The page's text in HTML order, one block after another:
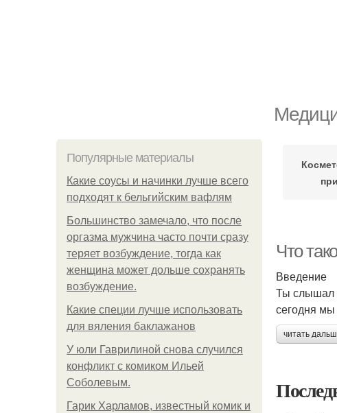
Популярные материалы
Какие соусы и начинки лучше всего
подходят к бельгийским вафлям
Большинство замечало, что после
оргазма мужчина часто почти сразу
теряет возбуждение, тогда как
женщина может дольше сохранять
возбуждение.
Какие специи лучше использовать
для вяления баклажанов
У юли Гаврилиной снова случился
конфликт с комиком Ильей
Соболевым.
Гарик Харламов, известный комик и
Что
Введение
Ты слышал
сегодня
читать